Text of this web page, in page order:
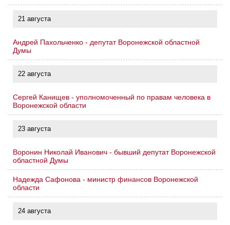
21 августа
Андрей Пахольченко - депутат Воронежской областной
Думы
22 августа
Сергей Канищев - уполномоченный по правам человека в
Воронежской области
23 августа
Воронин Николай Иванович - бывший депутат Воронежской
областной Думы
Надежда Сафонова - министр финансов Воронежской
области
24 августа